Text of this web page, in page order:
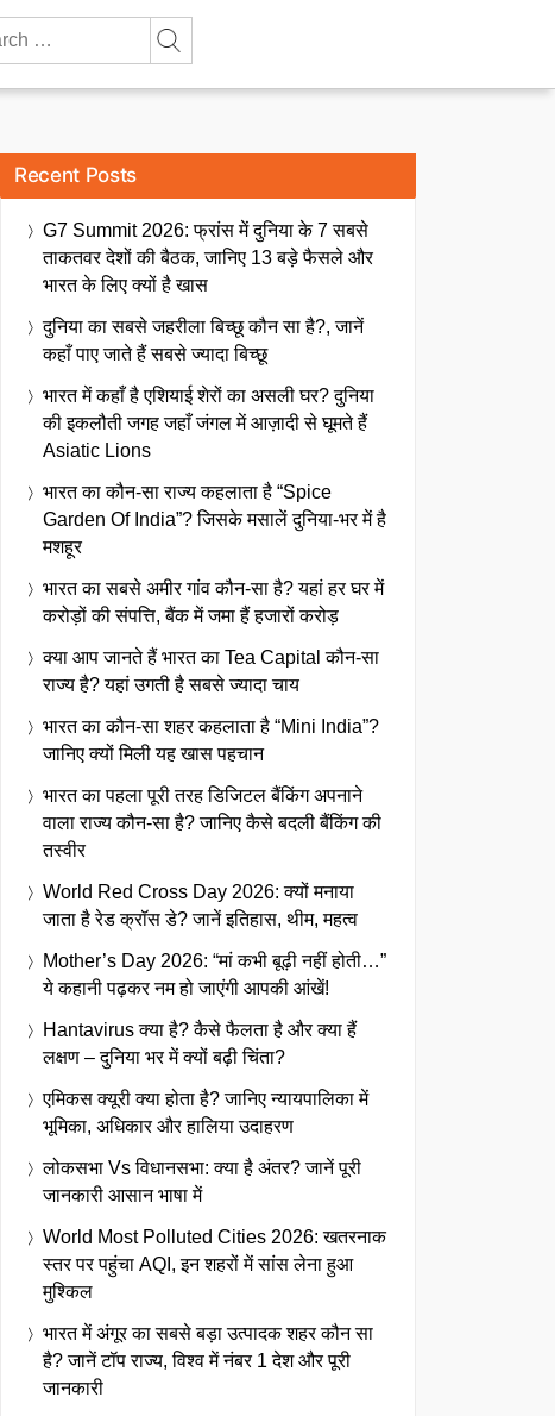
Recent Posts
G7 Summit 2026: फ्रांस में दुनिया के 7 सबसे
ताकतवर देशों की बैठक, जानिए 13 बड़े फैसले और
भारत के लिए क्यों है खास
दुनिया का सबसे जहरीला बिच्छू कौन सा है?, जानें
कहाँ पाए जाते हैं सबसे ज्यादा बिच्छू
भारत में कहाँ है एशियाई शेरों का असली घर? दुनिया
की इकलौती जगह जहाँ जंगल में आज़ादी से घूमते हैं
Asiatic Lions
भारत का कौन-सा राज्य कहलाता है “Spice
Garden Of India”? जिसके मसालें दुनिया-भर में है
मशहूर
भारत का सबसे अमीर गांव कौन-सा है? यहां हर घर में
करोड़ों की संपत्ति, बैंक में जमा हैं हजारों करोड़
क्या आप जानते हैं भारत का Tea Capital कौन-सा
राज्य है? यहां उगती है सबसे ज्यादा चाय
भारत का कौन-सा शहर कहलाता है “Mini India”?
जानिए क्यों मिली यह खास पहचान
भारत का पहला पूरी तरह डिजिटल बैंकिंग अपनाने
वाला राज्य कौन-सा है? जानिए कैसे बदली बैंकिंग की
तस्वीर
World Red Cross Day 2026: क्यों मनाया
जाता है रेड क्रॉस डे? जानें इतिहास, थीम, महत्व
Mother’s Day 2026: “मां कभी बूढ़ी नहीं होती…”
ये कहानी पढ़कर नम हो जाएंगी आपकी आंखें!
Hantavirus क्या है? कैसे फैलता है और क्या हैं
लक्षण – दुनिया भर में क्यों बढ़ी चिंता?
एमिकस क्यूरी क्या होता है? जानिए न्यायपालिका में
भूमिका, अधिकार और हालिया उदाहरण
लोकसभा Vs विधानसभा: क्या है अंतर? जानें पूरी
जानकारी आसान भाषा में
World Most Polluted Cities 2026: खतरनाक
स्तर पर पहुंचा AQI, इन शहरों में सांस लेना हुआ
मुश्किल
भारत में अंगूर का सबसे बड़ा उत्पादक शहर कौन सा
है? जानें टॉप राज्य, विश्व में नंबर 1 देश और पूरी
जानकारी